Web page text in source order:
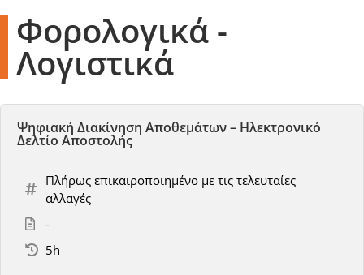
Φορολογικά -
Λογιστικά
Ψηφιακή Διακίνηση Αποθεμάτων – Ηλεκτρονικό
Δελτίο Αποστολής
Πλήρως επικαιροποιημένο με τις τελευταίες
αλλαγές
-
5h